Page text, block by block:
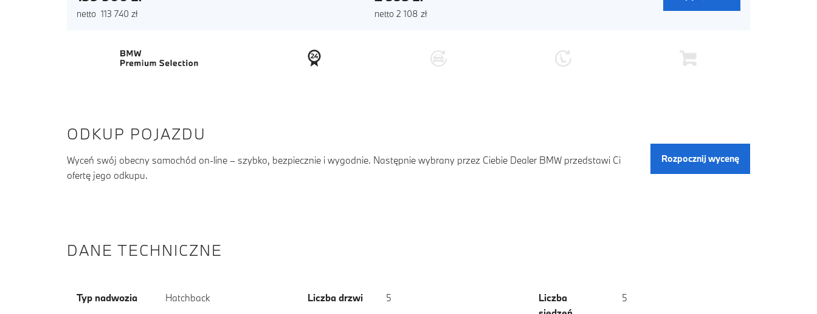
netto 113 740 zł netto 2 108 zł
ODKUP POJAZDU
Wyceń swój obecny samochód on-line – szybko, bezpiecznie i wygodnie. Następnie wybrany przez Ciebie Dealer BMW przedstawi Ci
ofertę jego odkupu.
Rozpocznij wycenę
DANE TECHNICZNE
Typ nadwozia Hatchback Liczba drzwi 5
Liczba
5